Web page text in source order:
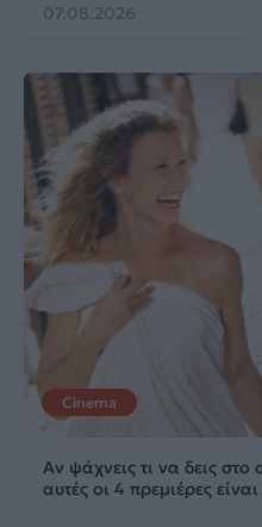
07.08.2026
Cinema
Αν ψάχνεις τι να δεις
αυτές οι 4 πρεμιέρες